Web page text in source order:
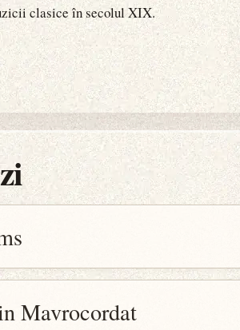
clasice în secolul XIX.
Mavrocordat